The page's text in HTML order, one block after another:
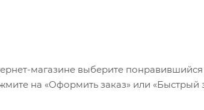
магазине выберите понравившийся
на «Оформить заказ» или «Быстрый